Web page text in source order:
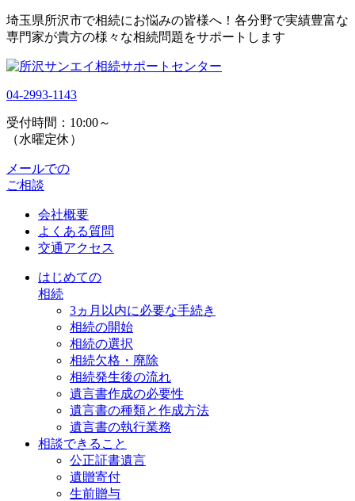
埼玉県所沢市で相続にお悩みの皆様へ！各分野で実績豊富な
専門家が貴方の様々な相続問題をサポートします
04-2993-1143
受付時間：10:00～
（水曜定休）
メールでの
ご相談
会社概要
よくある質問
交通アクセス
はじめての
相続
3ヵ月以内に必要な手続き
相続の開始
相続の選択
相続欠格・廃除
相続発生後の流れ
遺言書作成の必要性
遺言書の種類と作成方法
遺言書の執行業務
相談できること
公正証書遺言
遺贈寄付
生前贈与